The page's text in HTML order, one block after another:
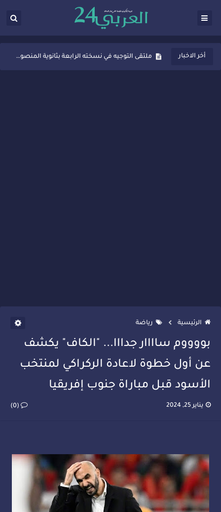
أخر الاخبار
ثانوية المنصور الذهبي بسيدي قاسم تُعزّز ثقافة التوجيه المدرسي بمبادرة نوعية تجمع بين التفاعل والتكريم
ملتقى التوجيه في نسخته الرابعة بثانوية المنصور الذهبي بسيدي قاسم
الرئيسية رياضة
بووووم ساااار جدااا... "الكاف" يكشف
عن أول خطوة لاعادة الركراكي لمنتخب
الأسود قبل مباراة جنوب إفريقيا
يناير 25, 2024 (0)